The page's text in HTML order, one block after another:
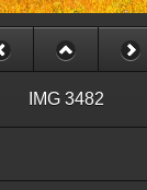
IMG 3482